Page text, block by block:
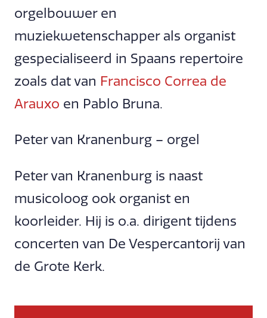
orgelbouwer en
muziekwetenschapper als organist
gespecialiseerd in Spaans repertoire
zoals dat van Francisco Correa de
Arauxo en Pablo Bruna.
Peter van Kranenburg – orgel
Peter van Kranenburg is naast
musicoloog ook organist en
koorleider. Hij is o.a. dirigent tijdens
concerten van De Vespercantorij van
de Grote Kerk.